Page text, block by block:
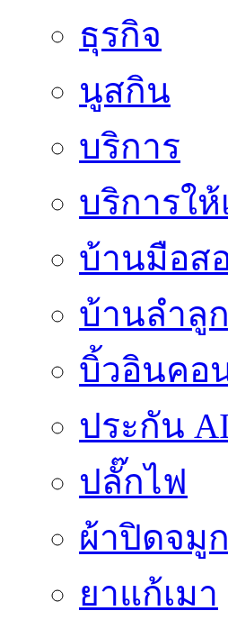
ธุรกิจ
นูสกิน
บริการ
บริการให้
บ้านมือส
บ้านลำลู
บิ้วอินคอ
ประกัน
ปลั๊กไฟ
ผ้าปิดจมูก
ยาแก้เมา